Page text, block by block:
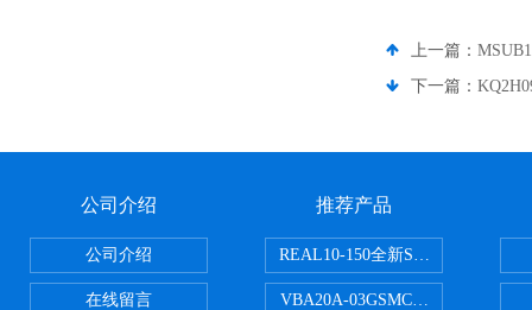
上一篇：
下一篇：
公司介绍
公司介绍
在线留言
推荐产品
REAL10-150全新SMC正弦无杆缸
VBA20A-03GSMC增压阀VBA-